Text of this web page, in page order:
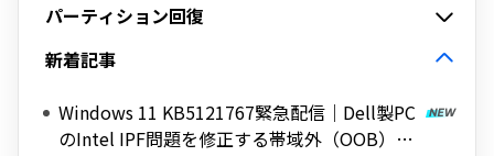
パーティション回復
新着記事
Windows 11 KB5121767緊急配信｜Dell製PC
のIntel IPF問題を修正する帯域外（OOB）ア